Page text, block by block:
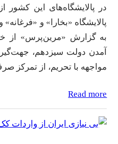
در پالایشگاه‌های این کشور
پالایشگاه «بخارا» و
به گزارش «مرین‌پرس» از
آمدن دولت سیزدهم،
مواجهه با تحریم، از تمرکز
Read more